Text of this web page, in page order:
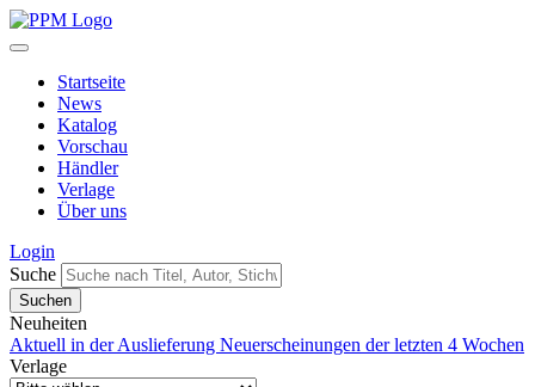
Startseite
News
Katalog
Vorschau
Händler
Verlage
Über uns
Login
Suche
Neuheiten
Aktuell in der Auslieferung Neuerscheinungen der letzten 4 Wochen
Verlage